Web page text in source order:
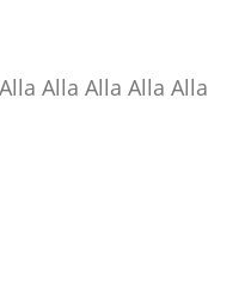
Alla Alla Alla Alla